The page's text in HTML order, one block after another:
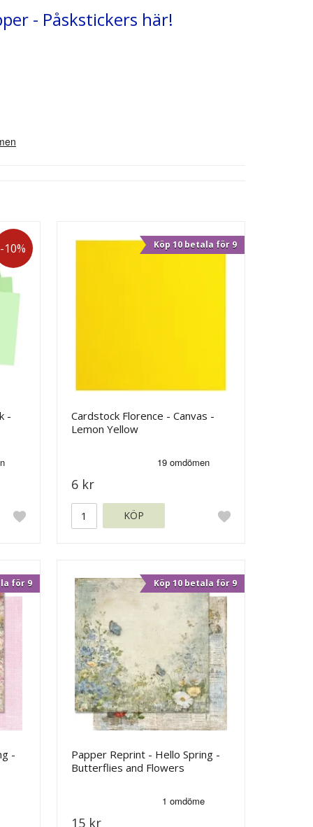
- Påskstickers här!
-10%
-
Köp 10 betala för 9
Cardstock Florence - Canvas -
Lemon Yellow
6 kr
KÖP
för 9
-
Köp 10 betala för 9
Papper Reprint - Hello Spring -
Butterflies and Flowers
15 kr